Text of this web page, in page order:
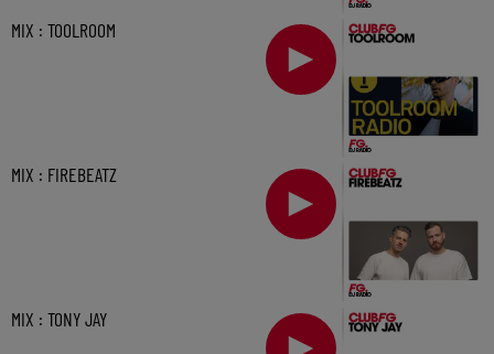
MIX : TOOLROOM
MIX : FIREBEATZ
MIX : TONY JAY